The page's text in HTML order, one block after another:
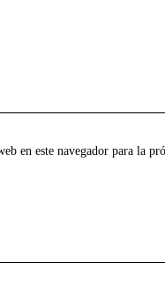
en este navegador para la